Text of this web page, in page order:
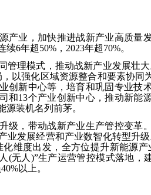
产业，加快推进战新产业高质量
续6年超50%，2023年超70%。
管理模式，推动战新产业发展壮
以强化区域资源整合和要素协同
创新中心等，培育和巩固专业技
和13个产业创新中心，推动新能
源装机名列前茅。
级，带动战新产业生产管控变革
业发展经营和产业数智化转型升
化维度出发，全方位提升新能源
(无人)”生产运营管控模式落地，
以上。